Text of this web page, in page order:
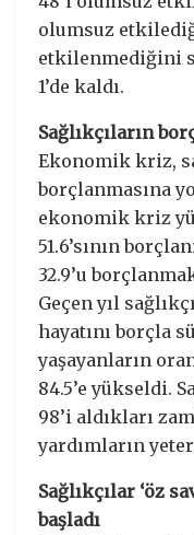
olumsuz
etkilenmediğini
1’de kaldı.
Sağlıkçıların
Ekonomik kriz,
borçlanmasına
ekonomik kriz
51.6’sının
32.9’u
Geçen yıl
hayatını borçla
yaşayanların
84.5’e yükseldi.
98’i aldıkları
yardımların
Sağlıkçılar ‘öz
başladı